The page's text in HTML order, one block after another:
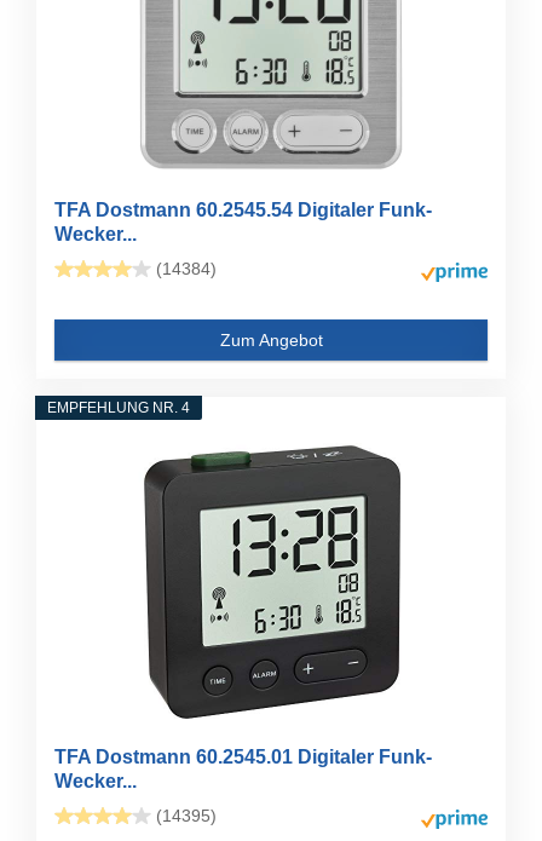
TFA Dostmann 60.2545.54 Digitaler Funk-
Wecker...
(14384)
Zum Angebot
EMPFEHLUNG NR. 4
TFA Dostmann 60.2545.01 Digitaler Funk-
Wecker...
(14395)